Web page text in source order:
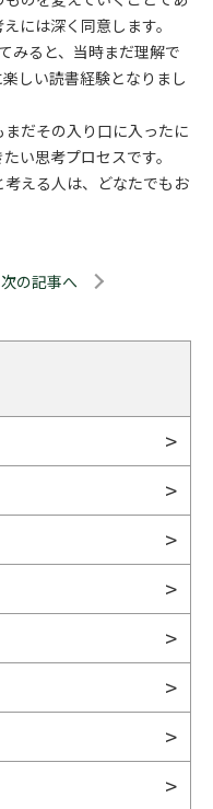
には深く同意します。
みると、当時まだ理解で
しい読書経験となりまし
だその入り口に入ったに
い思考プロセスです。
える人は、どなたでもお
次の記事へ